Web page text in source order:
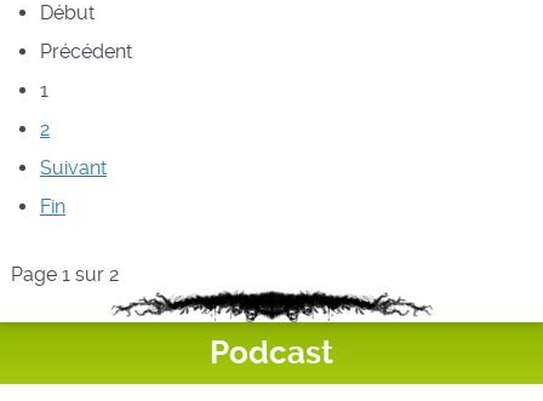
Début
Précédent
1
2
Suivant
Fin
Page 1 sur 2
Podcast